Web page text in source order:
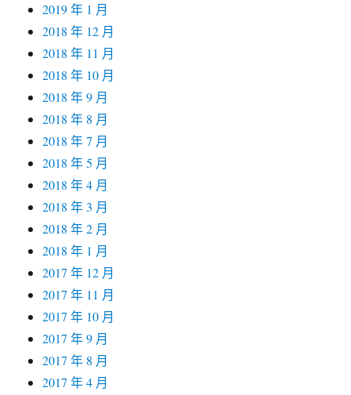
2019 年 1 月
2018 年 12 月
2018 年 11 月
2018 年 10 月
2018 年 9 月
2018 年 8 月
2018 年 7 月
2018 年 5 月
2018 年 4 月
2018 年 3 月
2018 年 2 月
2018 年 1 月
2017 年 12 月
2017 年 11 月
2017 年 10 月
2017 年 9 月
2017 年 8 月
2017 年 4 月